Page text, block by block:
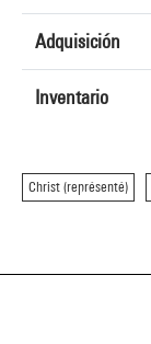
Adquisición
Inventario
Christ (représenté)